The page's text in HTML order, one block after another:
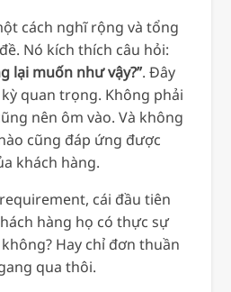
cách nghĩ rộng và tổng
Nó kích thích câu hỏi:
lại muốn như vậy?”. Đây
quan trọng. Không phải
nên ôm vào. Và không
cũng đáp ứng được
khách hàng.
cái đầu tiên
hàng họ có thực sự
Hay chỉ đơn thuần
qua thôi.